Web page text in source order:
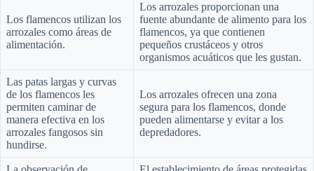
Los flamencos utilizan los
arrozales como áreas de
alimentación.
Los arrozales proporcionan una
fuente abundante de alimento para los
flamencos, ya que contienen
pequeños crustáceos y otros
organismos acuáticos que les gustan.
Las patas largas y curvas
de los flamencos les
permiten caminar de
manera efectiva en los
arrozales fangosos sin
hundirse.
Los arrozales ofrecen una zona
segura para los flamencos, donde
pueden alimentarse y evitar a los
depredadores.